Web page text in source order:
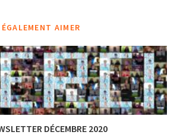
AIMER
DÉCEMBRE 2020